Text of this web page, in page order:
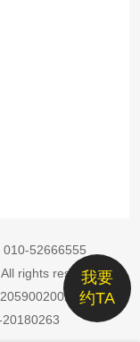
我要
约TA
010-52666555
rights reserved
号